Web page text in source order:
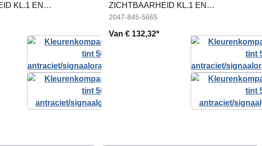
KL.1 EN
ZICHTBAARHEID KL.1 EN
KNIEZAKKEN
2047-845-5665
Van€ 132,32*